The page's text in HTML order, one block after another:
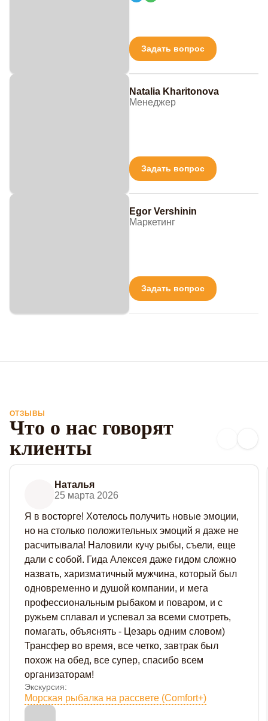
Задать вопрос
Natalia Kharitonova
Менеджер
Задать вопрос
Egor Vershinin
Маркетинг
Задать вопрос
ОТЗЫВЫ
Что о нас говорят
клиенты
Наталья
25 марта 2026
Я в восторге! Хотелось получить новые эмоции,
но на столько положительных эмоций я даже не
расчитывала! Наловили кучу рыбы, съели, еще
дали с собой. Гида Алексея даже гидом сложно
назвать, харизматичный мужчина, который был
одновременно и душой компании, и мега
профессиональным рыбаком и поваром, и с
ружьем сплавал и успевал за всеми смотреть,
помагать, объяснять - Цезарь одним словом)
Трансфер во время, все четко, завтрак был
похож на обед, все супер, спасибо всем
организаторам!
Экскурсия:
Морская рыбалка на рассвете (Comfort+)